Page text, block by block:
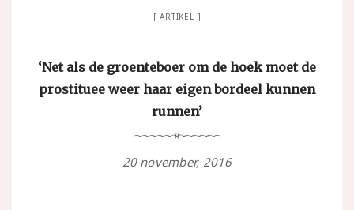
ARTIKEL
‘Net als de groenteboer om de hoek moet de
prostituee weer haar eigen bordeel kunnen
runnen’
20 november, 2016